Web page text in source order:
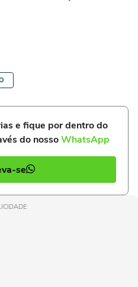
e fique por dentro do
do nossoWhatsApp
se